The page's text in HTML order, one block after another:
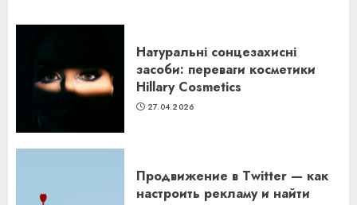
Натуральні сонцезахисні
засоби: переваги косметики
Hillary Cosmetics
27.04.2026
Продвижение в Twitter — как
настроить рекламу и найти